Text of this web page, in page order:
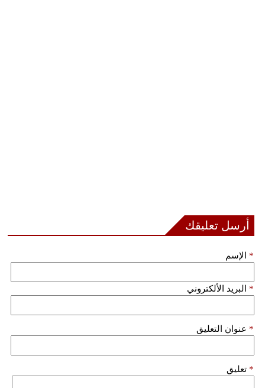
أرسل تعليقك
الإسم *
البريد الألكتروني *
عنوان التعليق *
تعليق *